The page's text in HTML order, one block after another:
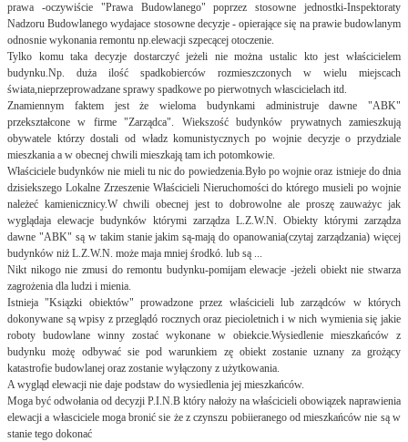
prawa -oczywiście "Prawa Budowlanego" poprzez stosowne jednostki-Inspektoraty
Nadzoru Budowlanego wydajace stosowne decyzje - opierające się na prawie budowlanym
odnosnie wykonania remontu np.elewacji szpecącej otoczenie.
Tylko komu taka decyzje dostarczyć jeżeli nie można ustalic kto jest właścicielem
budynku.Np. duża ilość spadkobierców rozmieszczonych w wielu miejscach
świata,nieprzeprowadzane sprawy spadkowe po pierwotnych włascicielach itd.
Znamiennym faktem jest że wieloma budynkami administruje dawne "ABK"
przekształcone w firme "Zarządca". Wiekszość budynków prywatnych zamieszkują
obywatele którzy dostali od władz komunistycznych po wojnie decyzje o przydziale
mieszkania a w obecnej chwili mieszkają tam ich potomkowie.
Właściciele budynków nie mieli tu nic do powiedzenia.Było po wojnie oraz istnieje do dnia
dzisiekszego Lokalne Zrzeszenie Właścicieli Nieruchomości do którego musieli po wojnie
należeć kamienicznicy.W chwili obecnej jest to dobrowolne ale proszę zauważyc jak
wyglądaja elewacje budynków którymi zarządza L.Z.W.N. Obiekty którymi zarządza
dawne "ABK" są w takim stanie jakim są-mają do opanowania(czytaj zarządzania) więcej
budynków niż L.Z.W.N. może maja mniej środkó. lub są ...
Nikt nikogo nie zmusi do remontu budynku-pomijam elewacje -jeżeli obiekt nie stwarza
zagrożenia dla ludzi i mienia.
Istnieja "Ksiązki obiektów" prowadzone przez właścicieli lub zarządców w których
dokonywane są wpisy z przeglądó rocznych oraz piecioletnich i w nich wymienia się jakie
roboty budowlane winny zostać wykonane w obiekcie.Wysiedlenie mieszkańców z
budynku możę odbywać sie pod warunkiem zę obiekt zostanie uznany za grożący
katastrofie budowlanej oraz zostanie wyłączony z użytkowania.
A wygląd elewacji nie daje podstaw do wysiedlenia jej mieszkańców.
Moga być odwołania od decyzji P.I.N.B który nałoży na właścicieli obowiązek naprawienia
elewacji a własciciele moga bronić sie że z czynszu pobiieranego od mieszkańców nie są w
stanie tego dokonać